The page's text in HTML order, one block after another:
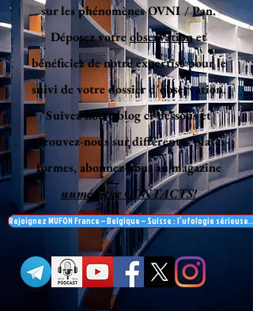
sur les phénomènes OVNI / Pan.
Déposez votreobservationet
bénéficiez de notre expertise pour le
suivi de votre dossier d'observation.
Suivez notre blog ci-dessous et
retrouvez-nous sur différentes plates-
formes, abonnez-vous au magazine
numérique CONTACTS!
Rejoignez MUFON France – Belgique – Suisse : l’ufologie